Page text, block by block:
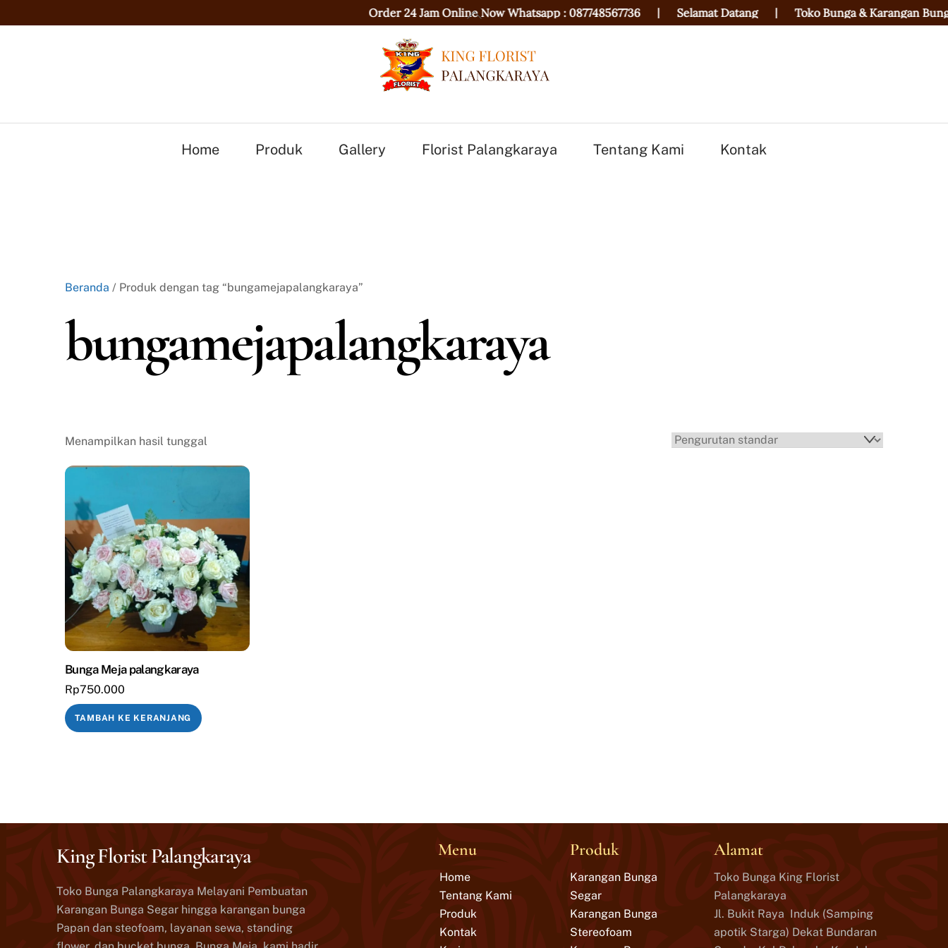
to
Order 24 Jam Online Now Whatsapp :087748567736 | Selamat Datang | Toko Bunga & Karangan Bunga
Home Produk Gallery Florist Palangkaraya Tentang Kami Kontak
Beranda / Produk dengan tag “bungamejapalangkaraya”
bungamejapalangkaraya
Menampilkan hasil tunggal
Bunga Meja palangkaraya
Rp750.000
TAMBAH KE KERANJANG
Back
To
Top
King Florist Palangkaraya
Toko Bunga Palangkaraya Melayani Pembuatan
Karangan Bunga Segar hingga karangan bunga
Papan dan steofoam, layanan sewa, standing
Menu
Home
Tentang Kami
Produk
Kontak
Produk
Karangan Bunga
Segar
Karangan Bunga
Stereofoam
Alamat
Toko Bunga King Florist
Palangkaraya
Jl. Bukit Raya Induk (Samping
apotik Starga) Dekat Bundaran